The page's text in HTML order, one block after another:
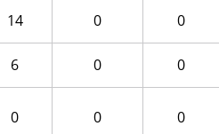
14 0 0
6 0 0
0 0 0